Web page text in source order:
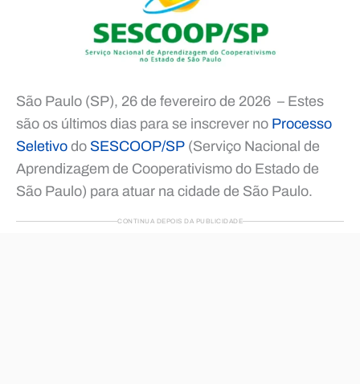
São Paulo (SP), 26 de fevereiro de 2026 – Estes
são os últimos dias para se inscrever no Processo
Seletivo do SESCOOP/SP (Serviço Nacional de
Aprendizagem de Cooperativismo do Estado de
São Paulo) para atuar na cidade de São Paulo.
CONTINUA DEPOIS DA PUBLICIDADE